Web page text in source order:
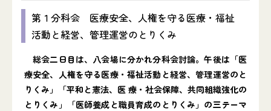
第１分科会 医療安全、人権を守る医療・福祉
活動と経営、管理運営のとりくみ
総会二日目は、八会場に分かれ分科会討論。午後は「医
療安全、人権を守る医療・福祉活動と経営、管理運営のと
りくみ」「平和と憲法、医 療・社会保障、共同組織強化の
とりくみ」「医師養成と職員育成のとりくみ」の三テーマ